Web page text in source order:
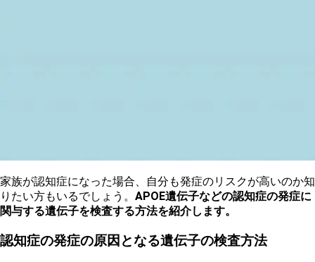
家族が認知症になった場合、自分も発症のリスクが高いのか知
りたい方もいるでしょう。 APOE遺伝子などの認知症の発症に
関与する遺伝子を検査する方法を紹介します。
認知症の発症の原因となる遺伝子の検査方法